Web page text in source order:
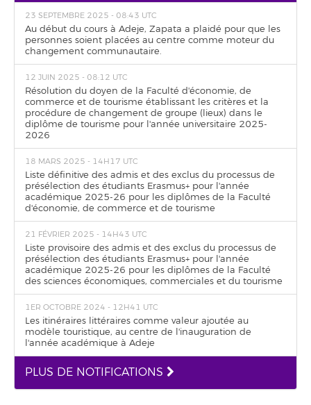
23 SEPTEMBRE 2025 - 08:43 UTC
Au début du cours à Adeje, Zapata a plaidé pour que les
personnes soient placées au centre comme moteur du
changement communautaire.
12 JUIN 2025 - 08:12 UTC
Résolution du doyen de la Faculté d'économie, de
commerce et de tourisme établissant les critères et la
procédure de changement de groupe (lieux) dans le
diplôme de tourisme pour l'année universitaire 2025-
2026
18 MARS 2025 - 14H17 UTC
Liste définitive des admis et des exclus du processus de
présélection des étudiants Erasmus+ pour l'année
académique 2025-26 pour les diplômes de la Faculté
d'économie, de commerce et de tourisme
21 FÉVRIER 2025 - 14H43 UTC
Liste provisoire des admis et des exclus du processus de
présélection des étudiants Erasmus+ pour l'année
académique 2025-26 pour les diplômes de la Faculté
des sciences économiques, commerciales et du tourisme
1ER OCTOBRE 2024 - 12H41 UTC
Les itinéraires littéraires comme valeur ajoutée au
modèle touristique, au centre de l'inauguration de
l'année académique à Adeje
PLUS DE NOTIFICATIONS